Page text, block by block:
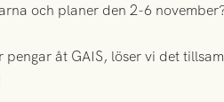
och planer den 2-6
åt GAIS, löser vi det